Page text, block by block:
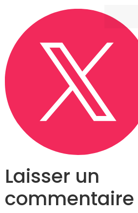
Laisser un
commentaire